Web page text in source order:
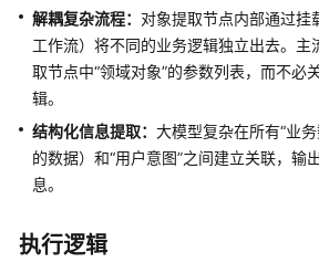
计
费
说
明
用
户
南
解耦复杂流程： 对象提取节点内部通过挂
工作流）将不同的业务逻辑独立出去。主
取节点中“领域对象”的参数列表，而不必
辑。
结构化信息提取： 大模型复杂在所有“业
的数据）和“用户意图”之间建立关联，输
息。
执行逻辑